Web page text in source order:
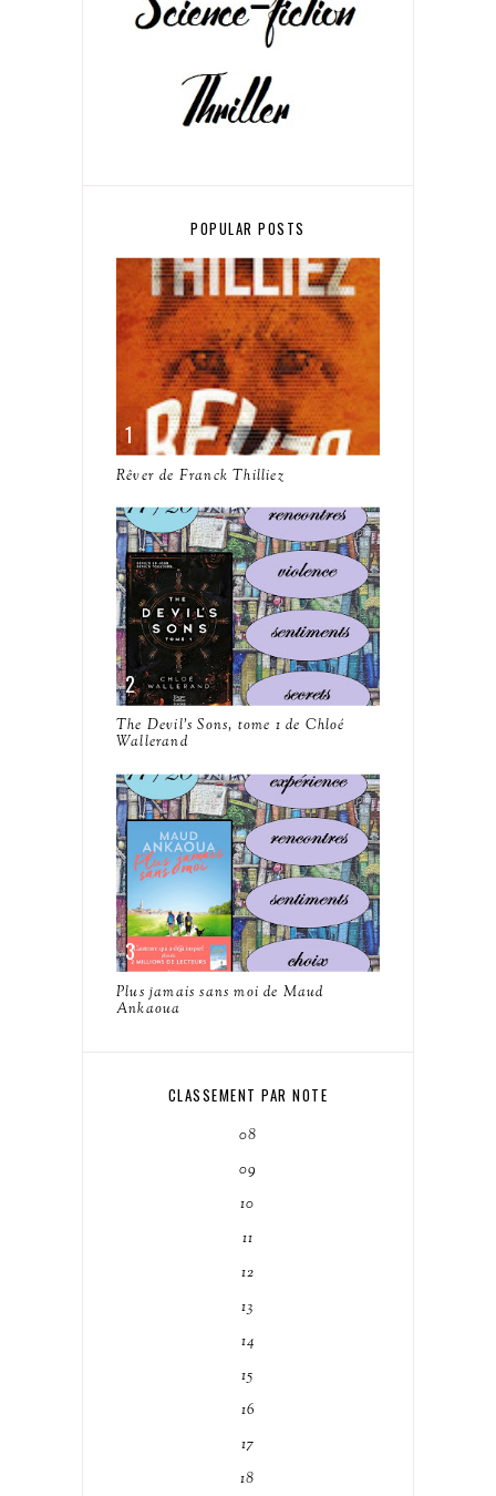
POPULAR POSTS
Rêver de Franck Thilliez
The Devil's Sons, tome 1 de Chloé
Wallerand
Plus jamais sans moi de Maud
Ankaoua
CLASSEMENT PAR NOTE
08
09
10
11
12
13
14
15
16
17
18